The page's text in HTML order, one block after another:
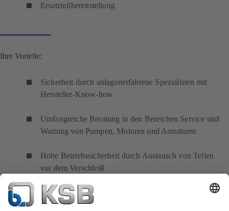
Ersatzteilbereitstellung
Ihre Vorteile:
Sicherheit durch anlagenerfahrene Spezialisten mit
Hersteller-Know-how
Umfangreiche Beratung in den Bereichen Service und
Wartung von Pumpen, Motoren und Armaturen
Hohe Betriebssicherheit durch Austausch von Teilen
vor dem Verschleiß
Reparaturkosten werden auf ein Minimum reduziert
und die Lebensdauer der Pumpe verlängert